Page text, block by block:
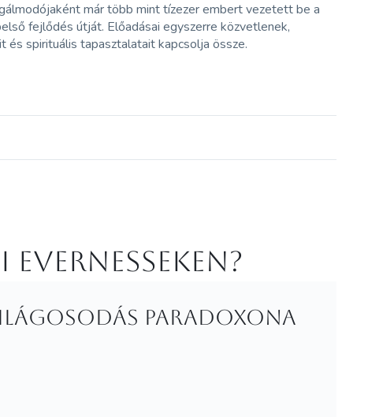
már több mint tízezer embert vezetett be a
fejlődés útját. Előadásai egyszerre közvetlenek,
spirituális tapasztalatait kapcsolja össze.
paradoxona